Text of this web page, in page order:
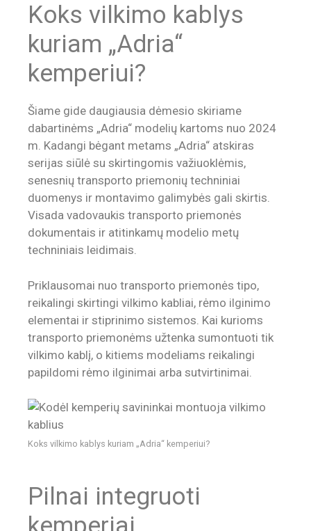
Koks vilkimo kablys
kuriam „Adria“
kemperiui?
Šiame gide daugiausia dėmesio skiriame
dabartinėms „Adria“ modelių kartoms nuo 2024
m. Kadangi bėgant metams „Adria“ atskiras
serijas siūlė su skirtingomis važiuoklėmis,
senesnių transporto priemonių techniniai
duomenys ir montavimo galimybės gali skirtis.
Visada vadovaukis transporto priemonės
dokumentais ir atitinkamų modelio metų
techniniais leidimais.
Priklausomai nuo transporto priemonės tipo,
reikalingi skirtingi vilkimo kabliai, rėmo ilginimo
elementai ir stiprinimo sistemos. Kai kurioms
transporto priemonėms užtenka sumontuoti tik
vilkimo kablį, o kitiems modeliams reikalingi
papildomi rėmo ilginimai arba sutvirtinimai.
Koks vilkimo kablys kuriam „Adria“ kemperiui?
Pilnai integruoti